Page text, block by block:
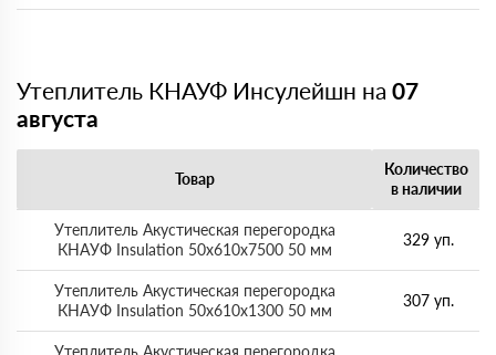
Утеплитель КНАУФ Инсулейшн на 07
августа
Товар
Количество
в наличии
Утеплитель Акустическая перегородка
КНАУФ Insulation 50х610х7500 50 мм
329 уп.
Утеплитель Акустическая перегородка
КНАУФ Insulation 50х610х1300 50 мм
307 уп.
Утеплитель Акустическая перегородка